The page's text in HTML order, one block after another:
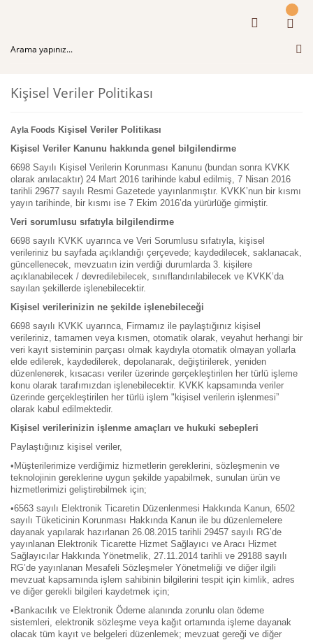
Kişisel Veriler Politikası
Ayla Foods Kişisel Veriler Politikası
Kişisel Veriler Kanunu hakkında genel bilgilendirme
6698 Sayılı Kişisel Verilerin Korunması Kanunu (bundan sonra KVKK
olarak anılacaktır) 24 Mart 2016 tarihinde kabul edilmiş, 7 Nisan 2016
tarihli 29677 sayılı Resmi Gazetede yayınlanmıştır. KVKK’nun bir kısmı
yayın tarihinde, bir kısmı ise 7 Ekim 2016’da yürürlüğe girmiştir.
Veri sorumlusu sıfatıyla bilgilendirme
6698 sayılı KVKK uyarınca ve Veri Sorumlusu sıfatıyla, kişisel
verileriniz bu sayfada açıklandığı çerçevede; kaydedilecek, saklanacak,
güncellenecek, mevzuatın izin verdiği durumlarda 3. kişilere
açıklanabilecek / devredilebilecek, sınıflandırılabilecek ve KVKK’da
sayılan şekillerde işlenebilecektir.
Kişisel verilerinizin ne şekilde işlenebileceği
6698 sayılı KVKK uyarınca, Firmamız ile paylaştığınız kişisel
verileriniz, tamamen veya kısmen, otomatik olarak, veyahut herhangi bir
veri kayıt sisteminin parçası olmak kaydıyla otomatik olmayan yollarla
elde edilerek, kaydedilerek, depolanarak, değiştirilerek, yeniden
düzenlenerek, kısacası veriler üzerinde gerçekleştirilen her türlü işleme
konu olarak tarafımızdan işlenebilecektir. KVKK kapsamında veriler
üzerinde gerçekleştirilen her türlü işlem "kişisel verilerin işlenmesi”
olarak kabul edilmektedir.
Kişisel verilerinizin işlenme amaçları ve hukuki sebepleri
Paylaştığınız kişisel veriler,
• Müşterilerimize verdiğimiz hizmetlerin gereklerini, sözleşmenin ve
teknolojinin gereklerine uygun şekilde yapabilmek, sunulan ürün ve
hizmetlerimizi geliştirebilmek için;
•6563 sayılı Elektronik Ticaretin Düzenlenmesi Hakkında Kanun, 6502
sayılı Tüketicinin Korunması Hakkında Kanun ile bu düzenlemelere
dayanak yapılarak hazırlanan 26.08.2015 tarihli 29457 sayılı RG’de
yayınlanan Elektronik Ticarette Hizmet Sağlayıcı ve Aracı Hizmet
Sağlayıcılar Hakkında Yönetmelik, 27.11.2014 tarihli ve 29188 sayılı
RG’de yayınlanan Mesafeli Sözleşmeler Yönetmeliği ve diğer ilgili
mevzuat kapsamında işlem sahibinin bilgilerini tespit için kimlik, adres
ve diğer gerekli bilgileri kaydetmek için;
• Bankacılık ve Elektronik Ödeme alanında zorunlu olan ödeme
sistemleri, elektronik sözleşme veya kağıt ortamında işleme dayanak
olacak tüm kayıt ve belgeleri düzenlemek; mevzuat gereği ve diğer